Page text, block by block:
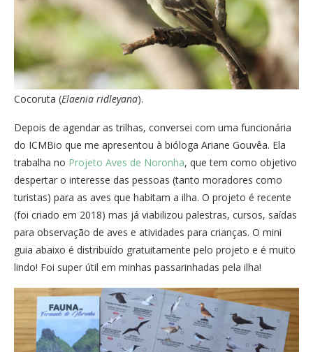
Cocoruta (Elaenia ridleyana).
Depois de agendar as trilhas, conversei com uma funcionária
do ICMBio que me apresentou à bióloga Ariane Gouvêa. Ela
trabalha no Projeto Aves de Noronha, que tem como objetivo
despertar o interesse das pessoas (tanto moradores como
turistas) para as aves que habitam a ilha. O projeto é recente
(foi criado em 2018) mas já viabilizou palestras, cursos, saídas
para observação de aves e atividades para crianças. O mini
guia abaixo é distribuído gratuitamente pelo projeto e é muito
lindo! Foi super útil em minhas passarinhadas pela ilha!